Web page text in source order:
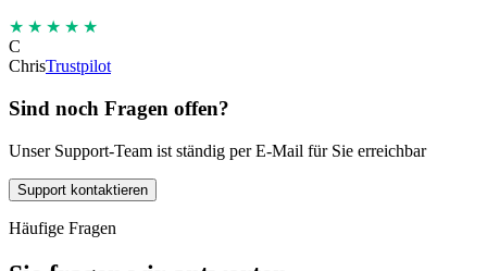
★★★★★
C
ChrisTrustpilot
Sind noch Fragen offen?
Unser Support-Team ist ständig per E-Mail für Sie erreichbar
Support kontaktieren
Häufige Fragen